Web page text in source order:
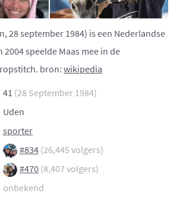
28 september 1984) is een Nederlandse
speelde Maas mee in de
bron: wikipedia
41 (28 September 1984)
Uden
sporter
#834 (26,445 volgers)
#470 (8,407 volgers)
onbekend